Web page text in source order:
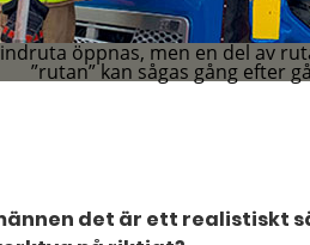
öppnas, men en del av
”rutan” kan sågas gång efter
det är ett realistiskt